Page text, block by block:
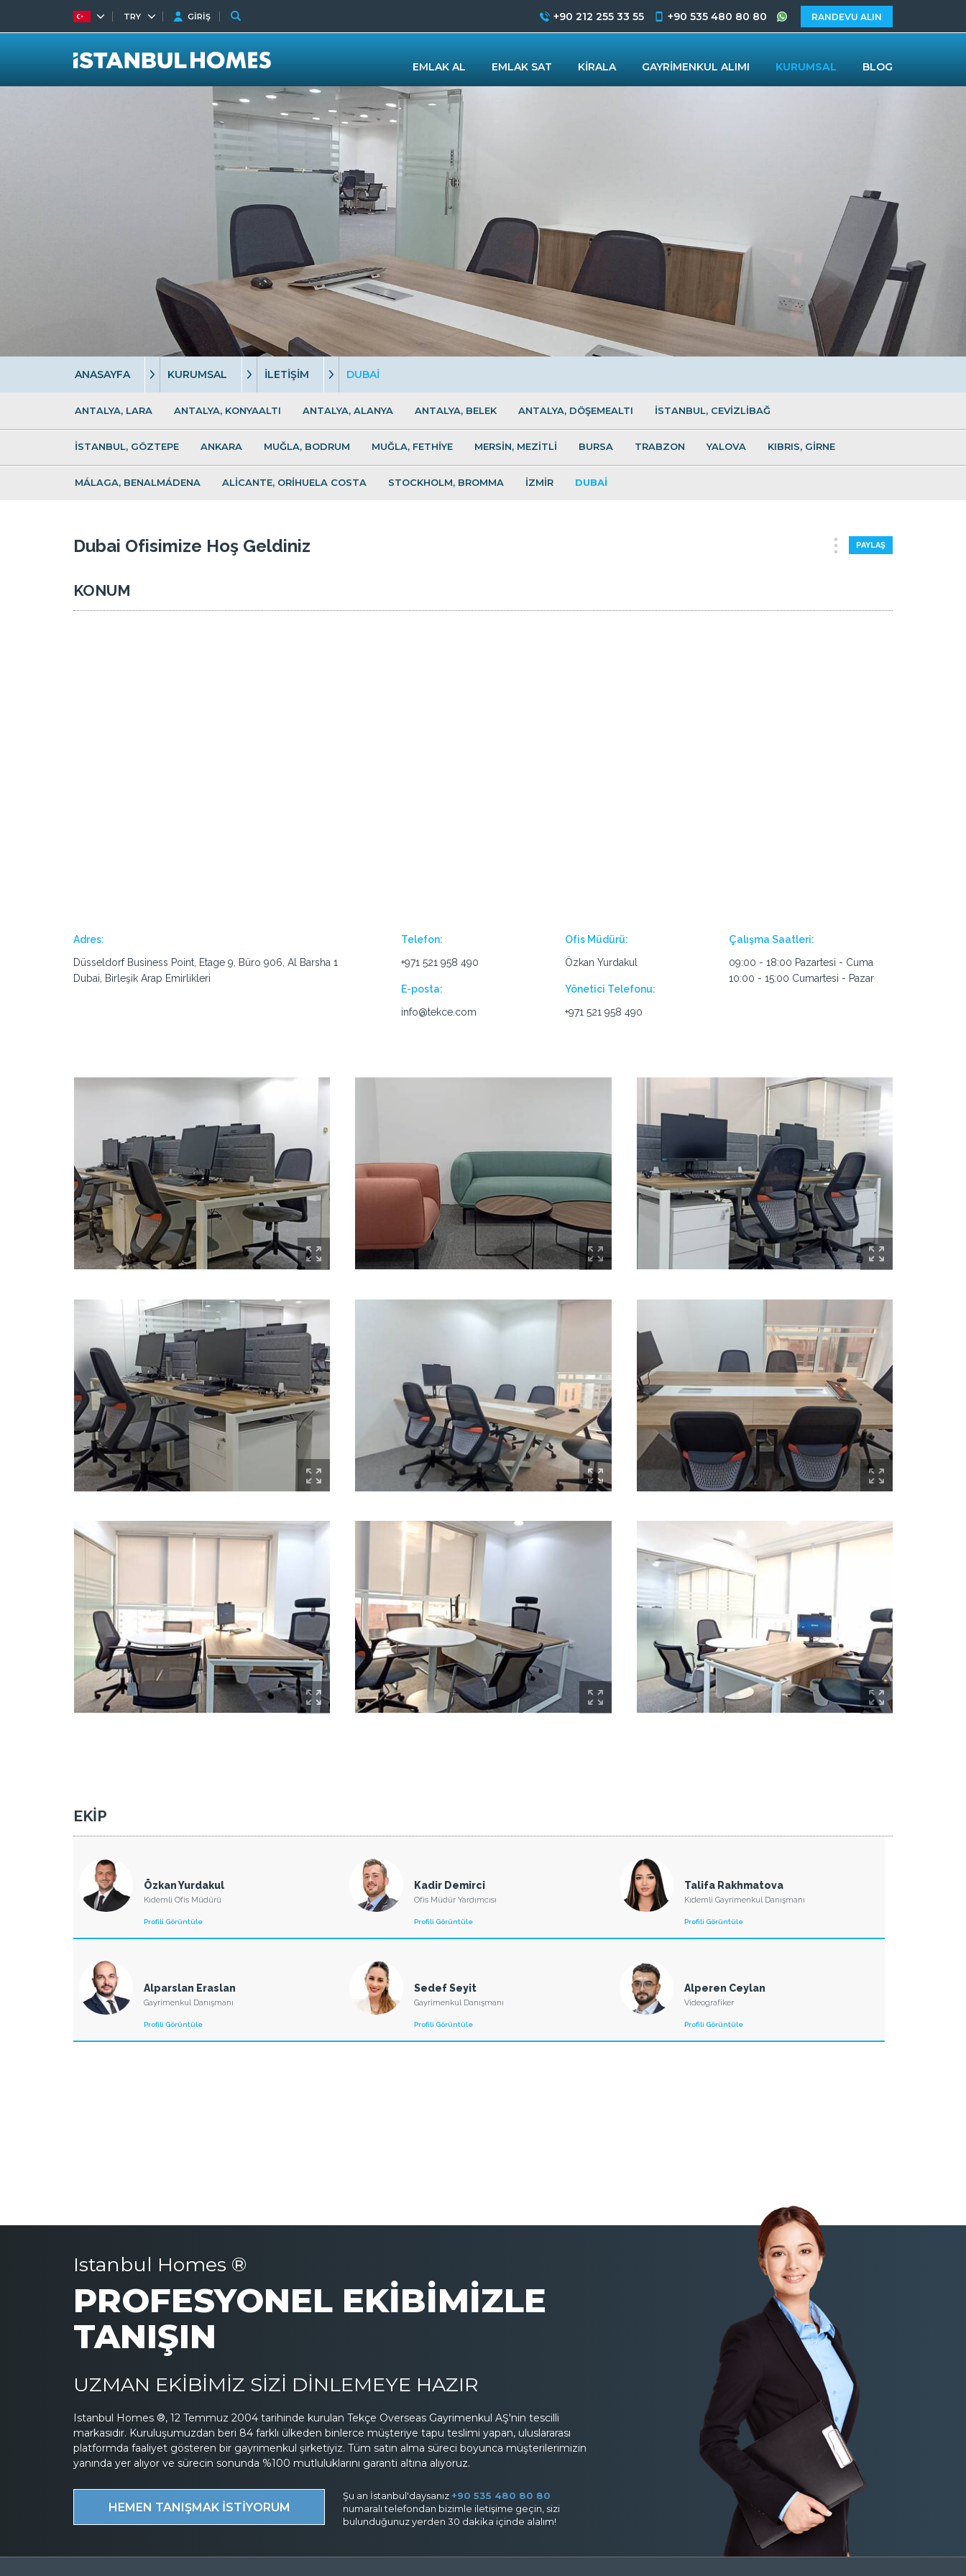
ANASAYFA KURUMSAL İLETİŞİM DUBAİ
ANTALYA, LARA ANTALYA, KONYAALTI ANTALYA, ALANYA ANTALYA, BELEK ANTALYA, DÖŞEMEALTI İSTANBUL, CEVİZLİBAĞ
İSTANBUL, GÖZTEPE ANKARA MUĞLA, BODRUM MUĞLA, FETHİYE MERSİN, MEZİTLİ BURSA TRABZON YALOVA KIBRIS, GİRNE
MÁLAGA, BENALMÁDENA ALİCANTE, ORİHUELA COSTA STOCKHOLM, BROMMA İZMİR DUBAİ
PAYLAŞ
Dubai Ofisimize Hoş Geldiniz
KONUM
Adres:
Düsseldorf Business Point, Etage 9, Büro 906, Al Barsha 1
Dubai, Birleşik Arap Emirlikleri
Telefon:
+971 521 958 490
E-posta:
info@tekce.com
Ofis Müdürü:
Özkan Yurdakul
Yönetici Telefonu:
+971 521 958 490
Çalışma Saatleri:
09:00 - 18:00 Pazartesi - Cuma
10:00 - 15:00 Cumartesi - Pazar
EKİP
Özkan Yurdakul
Kıdemli Ofis Müdürü
Profili Görüntüle
Kadir Demirci
Ofis Müdür Yardımcısı
Profili Görüntüle
Talifa Rakhmatova
Kıdemli Gayrimenkul Danışmanı
Profili Görüntüle
Alparslan Eraslan
Gayrimenkul Danışmanı
Profili Görüntüle
Sedef Seyit
Gayrimenkul Danışmanı
Profili Görüntüle
Alperen Ceylan
Videografiker
Profili Görüntüle
TRY GİRİŞ +90 212 255 33 55 +90 535 480 80 80 RANDEVU ALIN
EMLAK AL EMLAK SAT KİRALA GAYRİMENKUL ALIMI KURUMSAL BLOG
Istanbul Homes ®
PROFESYONEL EKİBİMİZLE
TANIŞIN
UZMAN EKİBİMİZ SİZİ DİNLEMEYE HAZIR
Istanbul Homes ®, 12 Temmuz 2004 tarihinde kurulan Tekçe Overseas Gayrimenkul AŞ'nin tescilli
markasıdır. Kuruluşumuzdan beri 84 farklı ülkeden binlerce müşteriye tapu teslimi yapan, uluslararası
platformda faaliyet gösteren bir gayrimenkul şirketiyiz. Tüm satın alma süreci boyunca müşterilerimizin
yanında yer alıyor ve sürecin sonunda %100 mutluluklarını garanti altına alıyoruz.
HEMEN TANIŞMAK İSTİYORUM
Şu an İstanbul'daysanız +90 535 480 80 80
numaralı telefondan bizimle iletişime geçin, sizi
bulunduğunuz yerden 30 dakika içinde alalım!